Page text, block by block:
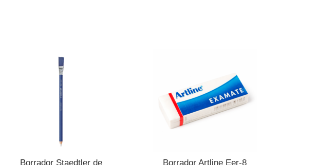
Borrador Staedtler de
Borrador Artline Eer-8